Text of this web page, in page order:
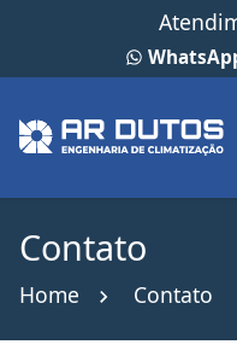
Contato
Home Contato